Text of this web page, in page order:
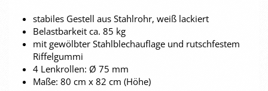
stabiles Gestell aus Stahlrohr, weiß lackiert
Belastbarkeit ca. 85 kg
mit gewölbter Stahlblechauflage und rutschfestem
Riffelgummi
4 Lenkrollen: Ø 75 mm
Maße: 80 cm x 82 cm (Höhe)